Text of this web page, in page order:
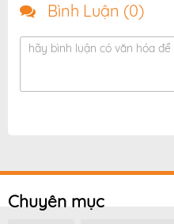
Bình Luận (0)
hãy bình luận có văn hóa
Chuyên mục